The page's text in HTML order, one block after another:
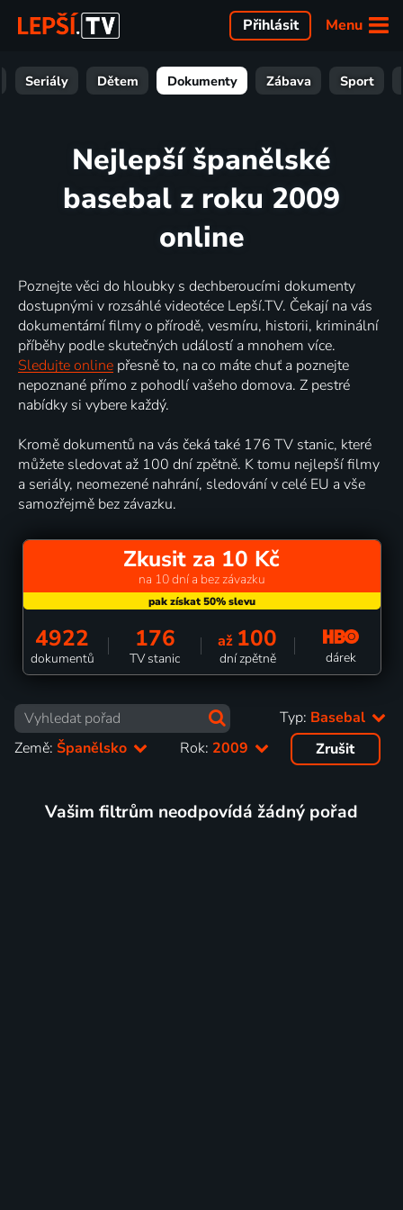
Menu
Přihlásit
Seriály Dětem Dokumenty Zábava Sport
Nejlepší španělské
basebal z roku 2009
online
Poznejte věci do hloubky s dechberoucími dokumenty
dostupnými v rozsáhlé videotéce Lepší.TV. Čekají na vás
dokumentární filmy o přírodě, vesmíru, historii, kriminální
příběhy podle skutečných událostí a mnohem více.
Sledujte online přesně to, na co máte chuť a poznejte
nepoznané přímo z pohodlí vašeho domova. Z pestré
nabídky si vybere každý.
Kromě dokumentů na vás čeká také 176 TV stanic, které
můžete sledovat až 100 dní zpětně. K tomu nejlepší filmy
a seriály, neomezené nahrání, sledování v celé EU a vše
samozřejmě bez závazku.
Zkusit za 10 Kč
na 10 dní a bez závazku
4922
dokumentů
176
TV stanic
až 100
dní zpětně dárek
Typ: Basebal
Země: Španělsko Rok: 2009 Zrušit
Vašim filtrům neodpovídá žádný pořad